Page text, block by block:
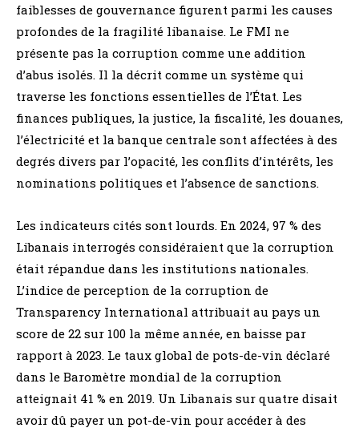
faiblesses de gouvernance figurent parmi les causes
profondes de la fragilité libanaise. Le FMI ne
présente pas la corruption comme une addition
d’abus isolés. Il la décrit comme un système qui
traverse les fonctions essentielles de l’État. Les
finances publiques, la justice, la fiscalité, les douanes,
l’électricité et la banque centrale sont affectées à des
degrés divers par l’opacité, les conflits d’intérêts, les
nominations politiques et l’absence de sanctions.
Les indicateurs cités sont lourds. En 2024, 97 % des
Libanais interrogés considéraient que la corruption
était répandue dans les institutions nationales.
L’indice de perception de la corruption de
Transparency International attribuait au pays un
score de 22 sur 100 la même année, en baisse par
rapport à 2023. Le taux global de pots-de-vin déclaré
dans le Baromètre mondial de la corruption
atteignait 41 % en 2019. Un Libanais sur quatre disait
avoir dû payer un pot-de-vin pour accéder à des